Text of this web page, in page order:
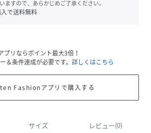
ますので、あらかじめご了承ください。
で送料無料
プリならポイント最大3倍！
＆条件達成が必要です。 詳しくはこちら
Fashionアプリで購入する
サイズ レビュー(0)